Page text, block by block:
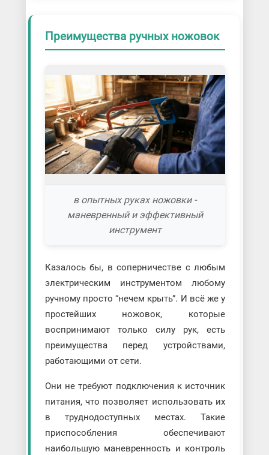
Преимущества ручных ножовок
в опытных руках ножовки -
маневренный и эффективный
инструмент
Казалось бы, в соперничестве с любым
электрическим инструментом любому
ручному просто “нечем крыть”. И всё же у
простейших ножовок, которые
воспринимают только силу рук, есть
преимущества перед устройствами,
работающими от сети.
Они не требуют подключения к источник
питания, что позволяет использовать их
в труднодоступных местах. Такие
приспособления обеспечивают
наибольшую маневренность и контроль